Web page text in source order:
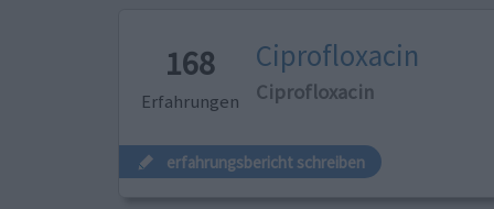
168
Erfahrungen
Ciprofloxacin
Ciprofloxacin
erfahrungsbericht schreiben